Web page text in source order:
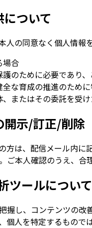
ついて
人の同意なく個人情報
場合
のために必要であり
な育成の推進のため
またはその委託を受
開示/訂正/削除
方は、配信メール内
本人確認のうえ、合
ツールについて
握し、コンテンツの
人を特定するもので